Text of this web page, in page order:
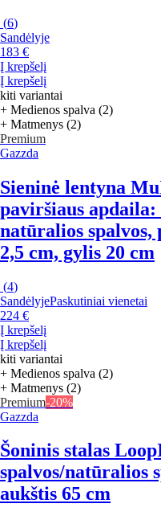
(6)
Sandėlyje
183 €
Į krepšelį
Į krepšelį
kiti variantai
+ Medienos spalva (2)
+ Matmenys (2)
Premium
Gazzda
Sieninė lentyna Mu
paviršiaus
natūralios spalvos,
2,5 cm, gylis 20 cm
(4)
SandėlyjePaskutiniai vienetai
224 €
Į krepšelį
Į krepšelį
kiti variantai
+ Medienos spalva (2)
+ Matmenys (2)
Premium-20%
Gazzda
Šoninis stalas Loop
spalvos/natūralios
aukštis 65 cm